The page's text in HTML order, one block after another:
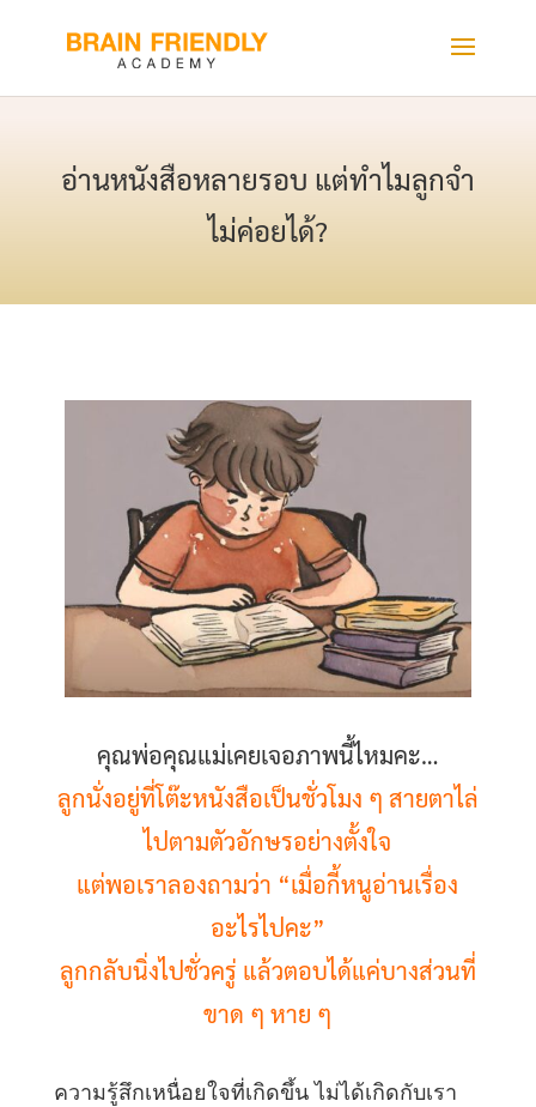
อ่านหนังสือหลายรอบ แต่ทำไมลูกจำ
ไม่ค่อยได้?
คุณพ่อคุณแม่เคยเจอภาพนี้ไหมคะ…
ลูกนั่งอยู่ที่โต๊ะหนังสือเป็นชั่วโมง ๆ สายตาไล่
ไปตามตัวอักษรอย่างตั้งใจ
แต่พอเราลองถามว่า “เมื่อกี้หนูอ่านเรื่อง
อะไรไปคะ”
ลูกกลับนิ่งไปชั่วครู่ แล้วตอบได้แค่บางส่วนที่
ขาด ๆ หาย ๆ
ความรู้สึกเหนื่อยใจที่เกิดขึ้น ไม่ได้เกิดกับเรา